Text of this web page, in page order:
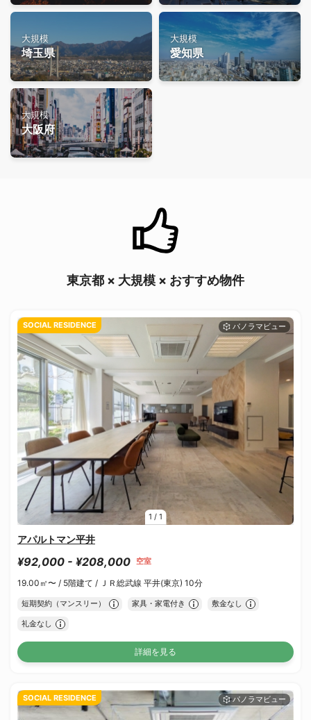
大規模
埼玉県
大規模
愛知県
大規模
大阪府
東京都 × 大規模 × おすすめ物件
1 / 1
SOCIAL RESIDENCE
アパルトマン平井
¥92,000 - ¥208,000 空室
19.00㎡〜 / 5階建て / ＪＲ総武線 平井(東京) 10分
短期契約（マンスリー） 家具・家電付き 敷金なし
礼金なし
詳細を見る
SOCIAL RESIDENCE